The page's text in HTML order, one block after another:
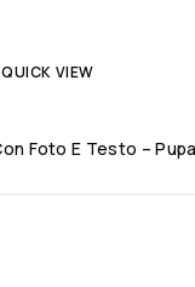
QUICK VIEW
Foto E Testo –